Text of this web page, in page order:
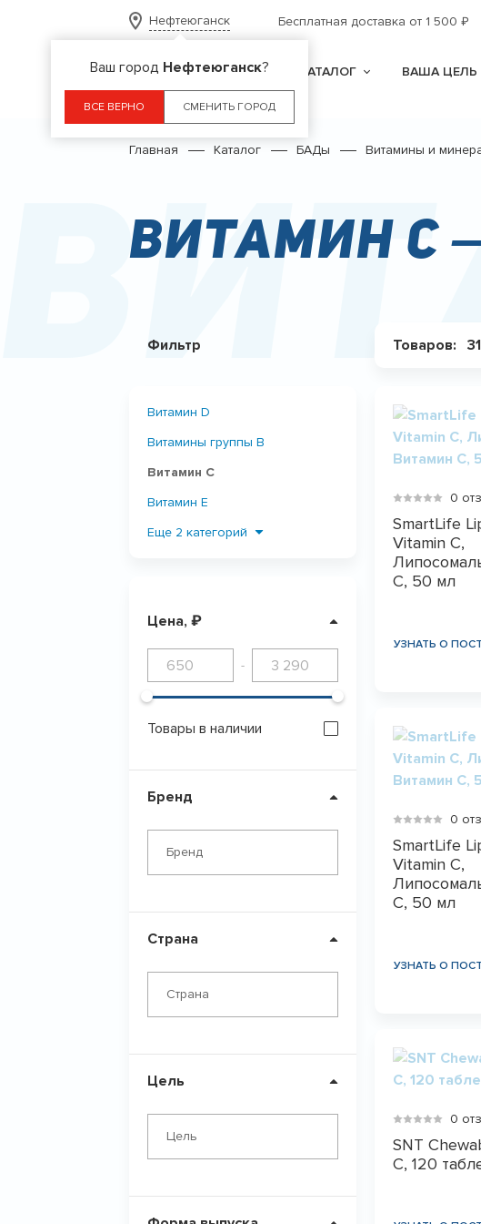
Нефтеюганск
Ваш город Нефтеюганск?
ВСЕ ВЕРНО СМЕНИТЬ ГОРОД
Бесплатная доставка от 1 500₽
КАТАЛОГ ВАША ЦЕЛЬ
Главная Каталог БАДы Витамины и
Витамин С
Фильтр
Витамин D
Витамины группы B
Витамин С
Витамин E
Витамин К
Еще 2 категорий
ПОКАЗАТЬ
Цена, ₽
-
Товары в наличии
Бренд
Бренд
Страна
Страна
Цель
Цель
Товаров: 31
0
SmartLife
Vitamin C,
С, 50 мл
УЗНАТЬ О
0
SmartLife
Vitamin C,
С, 50 мл
УЗНАТЬ О
0
SNT
С, 120